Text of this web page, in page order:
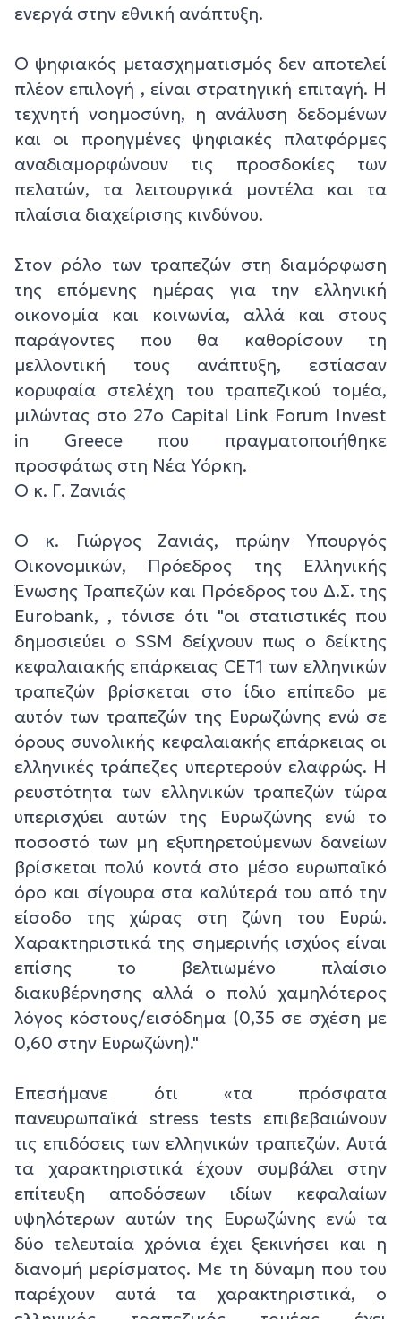
ενεργά στην εθνική ανάπτυξη.
Ο ψηφιακός μετασχηματισμός δεν αποτελεί
πλέον επιλογή , είναι στρατηγική επιταγή. Η
τεχνητή νοημοσύνη, η ανάλυση δεδομένων
και οι προηγμένες ψηφιακές πλατφόρμες
αναδιαμορφώνουν τις προσδοκίες των
πελατών, τα λειτουργικά μοντέλα και τα
πλαίσια διαχείρισης κινδύνου.
Στον ρόλο των τραπεζών στη διαμόρφωση
της επόμενης ημέρας για την ελληνική
οικονομία και κοινωνία, αλλά και στους
παράγοντες που θα καθορίσουν τη
μελλοντική τους ανάπτυξη, εστίασαν
κορυφαία στελέχη του τραπεζικού τομέα,
μιλώντας στο 27ο Capital Link Forum Invest
in Greece που πραγματοποιήθηκε
προσφάτως στη Νέα Υόρκη.
Ο κ. Γ. Ζανιάς
Ο κ. Γιώργος Ζανιάς, πρώην Υπουργός
Οικονομικών, Πρόεδρος της Ελληνικής
Ένωσης Τραπεζών και Πρόεδρος του Δ.Σ. της
Eurobank, , τόνισε ότι "οι στατιστικές που
δημοσιεύει ο SSM δείχνουν πως ο δείκτης
κεφαλαιακής επάρκειας CET1 των ελληνικών
τραπεζών βρίσκεται στο ίδιο επίπεδο με
αυτόν των τραπεζών της Ευρωζώνης ενώ σε
όρους συνολικής κεφαλαιακής επάρκειας οι
ελληνικές τράπεζες υπερτερούν ελαφρώς. Η
ρευστότητα των ελληνικών τραπεζών τώρα
υπερισχύει αυτών της Ευρωζώνης ενώ το
ποσοστό των μη εξυπηρετούμενων δανείων
βρίσκεται πολύ κοντά στο μέσο ευρωπαϊκό
όρο και σίγουρα στα καλύτερά του από την
είσοδο της χώρας στη ζώνη του Ευρώ.
Χαρακτηριστικά της σημερινής ισχύος είναι
επίσης το βελτιωμένο πλαίσιο
διακυβέρνησης αλλά ο πολύ χαμηλότερος
λόγος κόστους/εισόδημα (0,35 σε σχέση με
0,60 στην Ευρωζώνη)."
Επεσήμανε ότι «τα πρόσφατα
πανευρωπαϊκά stress tests επιβεβαιώνουν
τις επιδόσεις των ελληνικών τραπεζών. Αυτά
τα χαρακτηριστικά έχουν συμβάλει στην
επίτευξη αποδόσεων ιδίων κεφαλαίων
υψηλότερων αυτών της Ευρωζώνης ενώ τα
δύο τελευταία χρόνια έχει ξεκινήσει και η
διανομή μερίσματος. Με τη δύναμη που του
παρέχουν αυτά τα χαρακτηριστικά, ο